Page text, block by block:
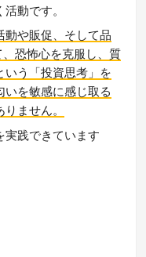
動です。
動や販促、そして品
恐怖心を克服し、質
いう「投資思考」を
を敏感に感じ取る
ません。
践できています